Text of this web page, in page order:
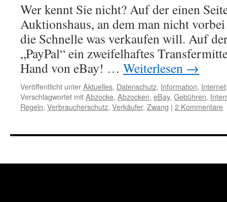
Wer kennt Sie nicht? Auf der einen
Auktionshaus, an dem man nicht
die Schnelle was verkaufen will. Auf
„PayPal“ ein zweifelhaftes
Hand von eBay! … Weiterlesen →
Veröffentlicht unterAktuelles, Datenschutz, Information, Internet
Verschlagwortet mitAbzocke, Abzocken, eBay, Gebühren,
Regeln, Verbraucherschutz, Verkäufer, Zwang | 2 Kommentare